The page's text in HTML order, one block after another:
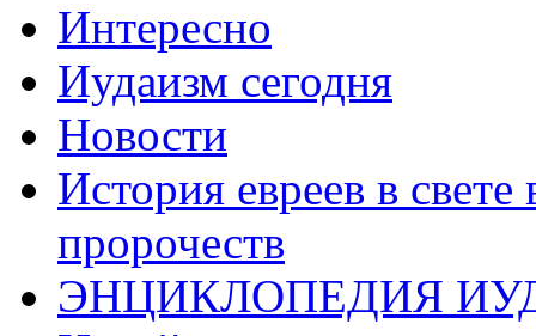
Интересно
Иудаизм сегодня
Новости
История евреев в
пророчеств
ЭНЦИКЛОПЕДИЯ